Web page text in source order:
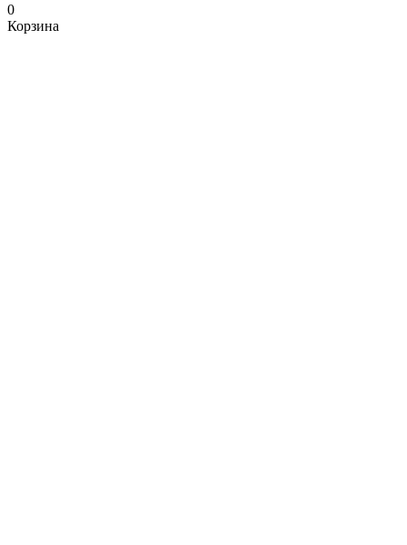
0
Корзина